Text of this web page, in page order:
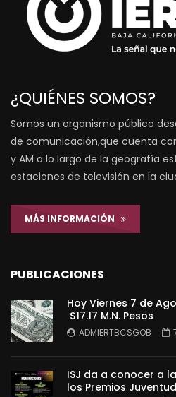
¿QUIÉNES SOMOS?
Somos un organismo público
de comunicación,que cuenta
y AM a lo largo de la geografía
estaciones de televisión en la
MÁS INFORMACIÓN
PUBLICACIONES
Hoy Viernes 7 de
$17.17 M.N. Pesos
ADMIERTBCSGOB
ISJ da a conocer a
los Premios